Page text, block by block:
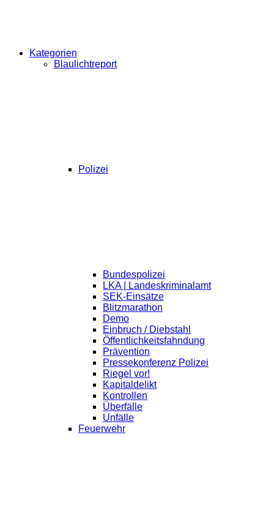
Kategorien
Blaulichtreport
Polizei
Bundespolizei
LKA | Landeskriminalamt
SEK-Einsätze
Blitzmarathon
Demo
Einbruch / Diebstahl
Öffentlichkeitsfahndung
Prävention
Pressekonferenz Polizei
Riegel vor!
Kapitaldelikt
Kontrollen
Überfälle
Unfälle
Feuerwehr